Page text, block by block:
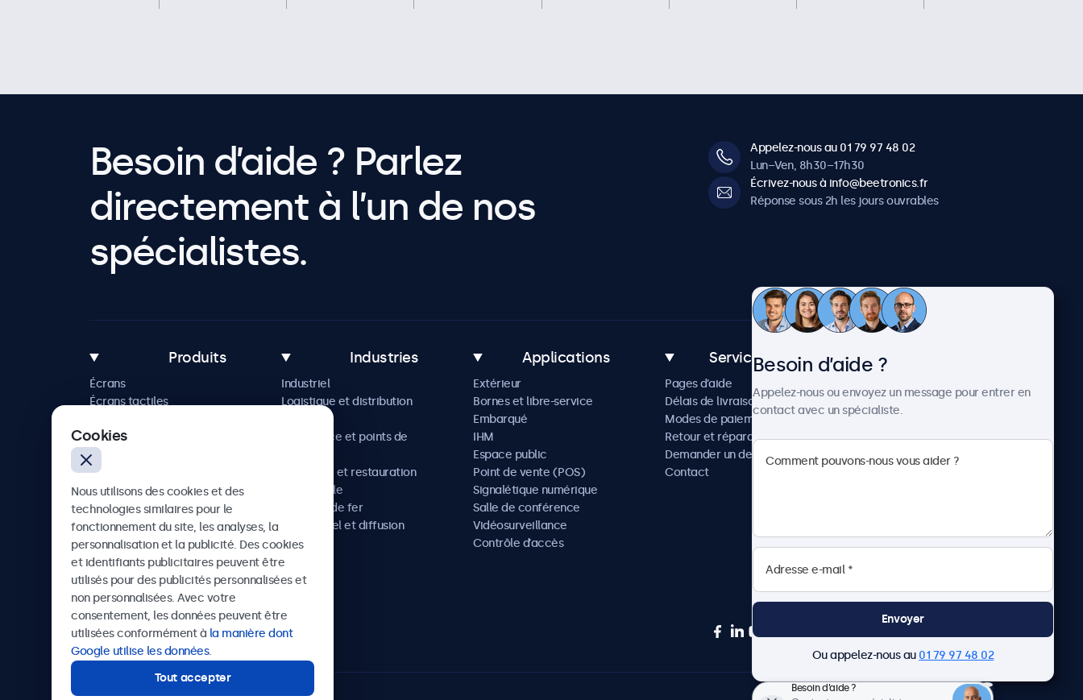
Besoin d’aide ? Parlez
directement à l’un de nos
spécialistes.
Appelez-nous au 01 79 97 48 02
Lun–Ven, 8h30–17h30
Écrivez-nous à info@beetronics.fr
Réponse sous 2h les jours ouvrables
Produits
Écrans
Écrans tactiles
Solutions sur mesure
Industries
Industriel
Logistique et distribution
Commerce et points de
Hôtellerie et restauration
Automobile
Chemins de fer
Audiovisuel et diffusion
Santé
Applications
Extérieur
Bornes et libre-service
Embarqué
IHM
Espace public
Point de vente (POS)
Signalétique numérique
Salle de conférence
Vidéosurveillance
Contrôle d’accès
Service client
Pages d’aide
Délais de livraison
Modes de paiement
Retour et réparation
Demander un devis
Contact
Actualités et mises à jour
Carrière
Conditions de vente
Beetronics
75 Boulevard Haussmann, 75008 Paris, France
Besoin d’aide ?
Appelez-nous ou envoyez un message pour entrer en
contact avec un spécialiste.
Envoyer
Ou appelez-nous au 01 79 97 48 02
Besoin d’aide ?
Cookies
Nous utilisons des cookies et des
technologies similaires pour le
fonctionnement du site, les analyses, la
personnalisation et la publicité. Des cookies
et identifiants publicitaires peuvent être
utilisés pour des publicités personnalisées et
non personnalisées. Avec votre
consentement, les données peuvent être
utilisées conformément à la manière dont
Google utilise les données.
Tout accepter